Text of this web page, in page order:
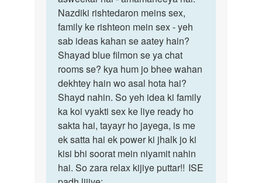
Nazdiki rishtedaron meins sex,
family ke rishteon mein sex - yeh
sab ideas kahan se aatey hain?
Shayad blue filmon se ya chat
rooms se? kya hum jo bhee wahan
dekhtey hain wo asal hota hai?
Shayd nahin. So yeh idea ki family
ka koi vyakti sex ke liye ready ho
sakta hai, tayayr ho jayega, is me
ek satta hai ek power ki jhalk jo ki
kisi bhi soorat mein niyamit nahin
hai. So zara relax kijiye puttar!! ISE